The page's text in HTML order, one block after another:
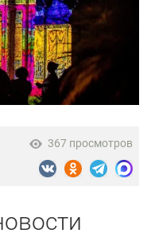
367 просмотров